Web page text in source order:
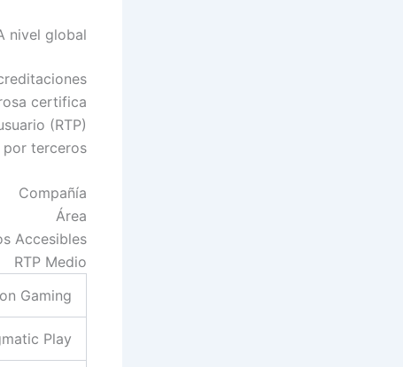
nivel global
certifica
(RTP)
terceros.
Compañía
Área
Accesibles
RTP Medio
Gaming
Play